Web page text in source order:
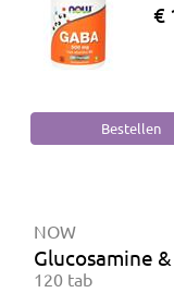
€
NOW
Glucosamine
120 tab